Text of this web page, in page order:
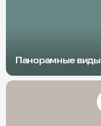
Панорамные виды